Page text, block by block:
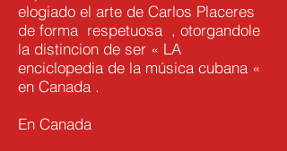
elogiado el arte de Carlos Placeres
de forma respetuosa , otorgandole
la distincion de ser « LA
enciclopedia de la música cubana «
en Canada .
En Canada